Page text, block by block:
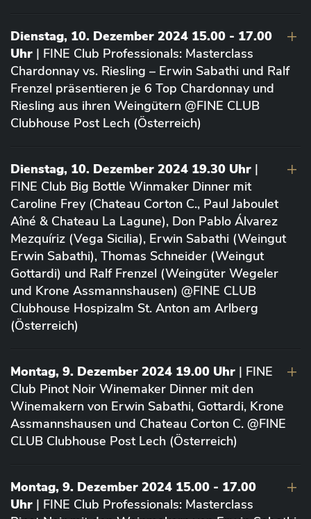
Dienstag, 10. Dezember 2024 15.00 - 17.00
Uhr | FINE Club Professionals: Masterclass
Chardonnay vs. Riesling – Erwin Sabathi und Ralf
Frenzel präsentieren je 6 Top Chardonnay und
Riesling aus ihren Weingütern @FINE CLUB
Clubhouse Post Lech (Österreich)
Dienstag, 10. Dezember 2024 19.30 Uhr |
FINE Club Big Bottle Winmaker Dinner mit
Caroline Frey (Chateau Corton C., Paul Jaboulet
Aîné & Chateau La Lagune), Don Pablo Álvarez
Mezquíriz (Vega Sicilia), Erwin Sabathi (Weingut
Erwin Sabathi), Thomas Schneider (Weingut
Gottardi) und Ralf Frenzel (Weingüter Wegeler
und Krone Assmannshausen) @FINE CLUB
Clubhouse Hospizalm St. Anton am Arlberg
(Österreich)
Montag, 9. Dezember 2024 19.00 Uhr | FINE
Club Pinot Noir Winemaker Dinner mit den
Winemakern von Erwin Sabathi, Gottardi, Krone
Assmannshausen und Chateau Corton C. @FINE
CLUB Clubhouse Post Lech (Österreich)
Montag, 9. Dezember 2024 15.00 - 17.00
Uhr | FINE Club Professionals: Masterclass